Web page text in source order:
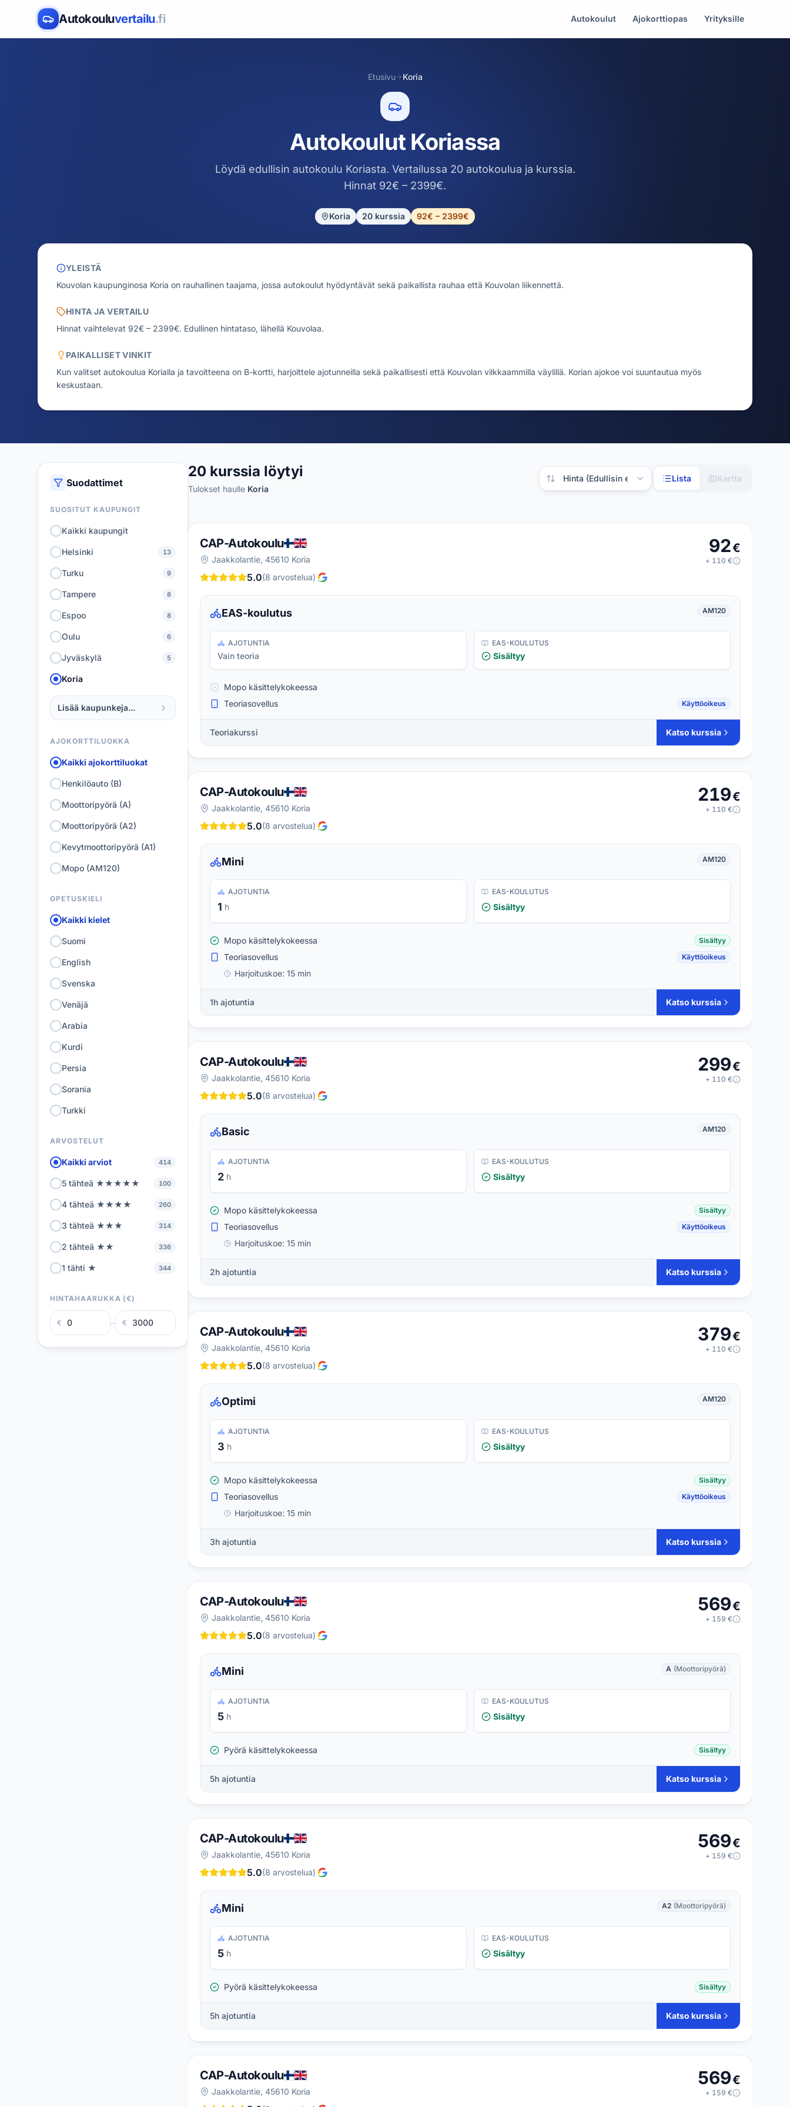
Autokouluvertailu.fi Autokoulut Ajokorttiopas Yrityksille
Etusivu Koria
Autokoulut Koriassa
Löydä edullisin autokoulu Koriasta. Vertailussa 20 autokoulua ja kurssia.
Hinnat 92€ – 2399€.
Koria 20 kurssia 92€ – 2399€
YLEISTÄ
Kouvolan kaupunginosa Koria on rauhallinen taajama, jossa autokoulut hyödyntävät sekä paikallista rauhaa että Kouvolan liikennettä.
HINTA JA VERTAILU
Hinnat vaihtelevat 92€ – 2399€. Edullinen hintataso, lähellä Kouvolaa.
PAIKALLISET VINKIT
Kun valitset autokoulua Korialla ja tavoitteena on B-kortti, harjoittele ajotunneilla sekä paikallisesti että Kouvolan vilkkaammilla väylillä. Korian ajokoe voi suuntautua myös
keskustaan.
Suodattimet
SUOSITUT KAUPUNGIT
Kaikki kaupungit
Helsinki 13
Turku 9
Tampere 8
Espoo 8
Oulu 6
Jyväskylä 5
Koria
Lisää kaupunkeja...
AJOKORTTILUOKKA
Kaikki ajokorttiluokat
Henkilöauto (B)
Moottoripyörä (A)
Moottoripyörä (A2)
Kevytmoottoripyörä (A1)
Mopo (AM120)
OPETUSKIELI
Kaikki kielet
Suomi
English
Svenska
Venäjä
Arabia
Kurdi
Persia
Sorania
Turkki
ARVOSTELUT
Kaikki arviot 414
5 tähteä ★★★★★ 100
4 tähteä ★★★★ 260
3 tähteä ★★★ 314
2 tähteä ★★ 336
1 tähti ★ 344
HINTAHAARUKKA (€)
€ – €
20 kurssia löytyi
Tulokset haulle Koria
Järjestä tulokset Lista Kartta
CAP-Autokoulu
Jaakkolantie, 45610 Koria
5.0(8 arvostelua)
92€
+ 110 €
EAS-koulutus AM120
AJOTUNTIA
Vain teoria
EAS-KOULUTUS
Sisältyy
Mopo käsittelykokeessa
Teoriasovellus
Käyttöoikeus
Teoriakurssi Katso kurssia
CAP-Autokoulu
Jaakkolantie, 45610 Koria
5.0(8 arvostelua)
219€
+ 110 €
Mini AM120
AJOTUNTIA
1 h
EAS-KOULUTUS
Sisältyy
Mopo käsittelykokeessa Sisältyy
Teoriasovellus Käyttöoikeus
Harjoituskoe: 15 min
1h ajotuntia Katso kurssia
CAP-Autokoulu
Jaakkolantie, 45610 Koria
5.0(8 arvostelua)
299€
+ 110 €
Basic AM120
AJOTUNTIA
2 h
EAS-KOULUTUS
Sisältyy
Mopo käsittelykokeessa Sisältyy
Teoriasovellus Käyttöoikeus
Harjoituskoe: 15 min
2h ajotuntia Katso kurssia
CAP-Autokoulu
Jaakkolantie, 45610 Koria
5.0(8 arvostelua)
379€
+ 110 €
Optimi AM120
AJOTUNTIA
3 h
EAS-KOULUTUS
Sisältyy
Mopo käsittelykokeessa Sisältyy
Teoriasovellus Käyttöoikeus
Harjoituskoe: 15 min
3h ajotuntia Katso kurssia
CAP-Autokoulu
Jaakkolantie, 45610 Koria
5.0(8 arvostelua)
569€
+ 159 €
Mini A (Moottoripyörä)
AJOTUNTIA
5 h
EAS-KOULUTUS
Sisältyy
Pyörä käsittelykokeessa Sisältyy
5h ajotuntia Katso kurssia
CAP-Autokoulu
Jaakkolantie, 45610 Koria
5.0(8 arvostelua)
569€
+ 159 €
Mini A2 (Moottoripyörä)
AJOTUNTIA
5 h
EAS-KOULUTUS
Sisältyy
Pyörä käsittelykokeessa Sisältyy
5h ajotuntia Katso kurssia
CAP-Autokoulu
Jaakkolantie, 45610 Koria
569€
+ 159 €